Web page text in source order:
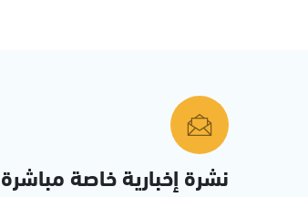
نشرة إخبارية خاصة